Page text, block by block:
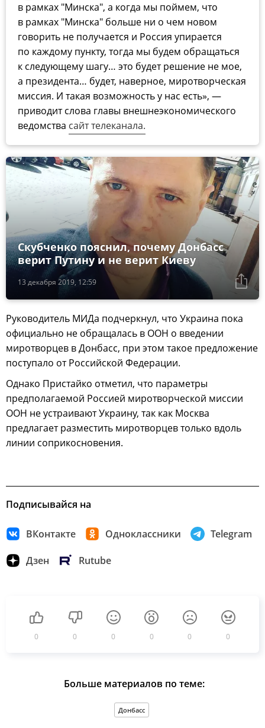
в рамках "Минска", а когда мы поймем, что
в рамках "Минска" больше ни о чем новом
говорить не получается и Россия упирается
по каждому пункту, тогда мы будем обращаться
к следующему шагу… это будет решение не мое,
а президента… будет, наверное, миротворческая
миссия. И такая возможность у нас есть», —
приводит слова главы внешнеэкономического
ведомства сайт телеканала.
13 декабря 2019, 12:59
Скубченко пояснил, почему Донбасс
верит Путину и не верит Киеву
Руководитель МИДа подчеркнул, что Украина пока
официально не обращалась в ООН о введении
миротворцев в Донбасс, при этом такое предложение
поступало от Российской Федерации.
Однако Пристайко отметил, что параметры
предполагаемой Россией миротворческой миссии
ООН не устраивают Украину, так как Москва
предлагает разместить миротворцев только вдоль
линии соприкосновения.
Подписывайся на
ВКонтакте Одноклассники Telegram
Дзен Rutube
0 0 0 0 0 0
Больше материалов по теме:
Донбасс